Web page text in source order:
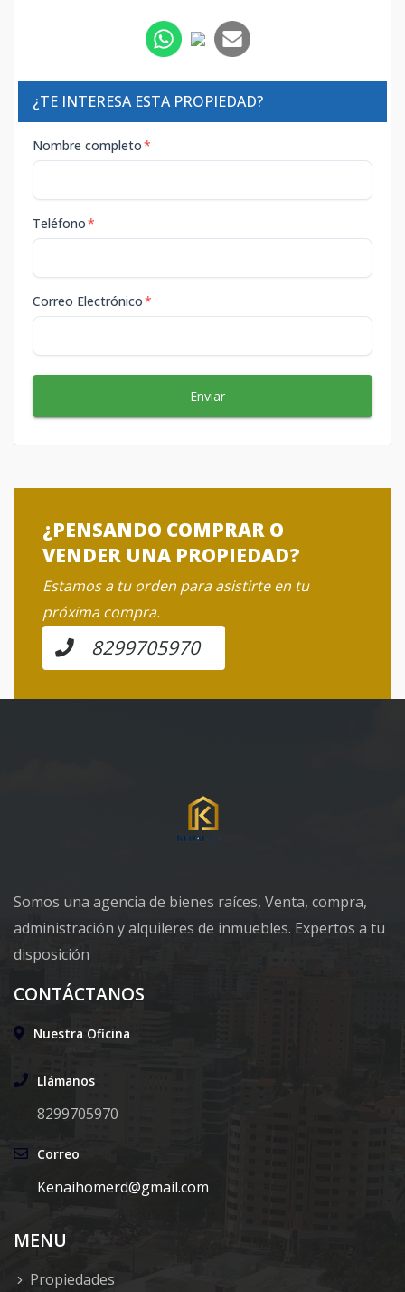
¿TE INTERESA ESTA PROPIEDAD?
Nombre completo*
Teléfono*
Correo Electrónico*
Enviar
¿PENSANDO COMPRAR O
VENDER UNA PROPIEDAD?
Estamos a tu orden para asistirte en tu
próxima compra.
8299705970
Somos una agencia de bienes raíces, Venta, compra,
administración y alquileres de inmuebles. Expertos a tu
disposición
CONTÁCTANOS
Nuestra Oficina
Llámanos
8299705970
Correo
Kenaihomerd@gmail.com
MENU
Propiedades